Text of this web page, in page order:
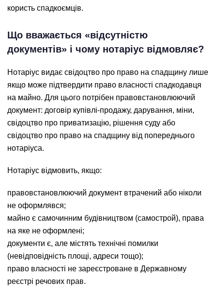
користь спадкоємців.
Що вважається «відсутністю
документів» і чому нотаріус відмовляє?
Нотаріус видає свідоцтво про право на спадщину лише
якщо може підтвердити право власності спадкодавця
на майно. Для цього потрібен правовстановлюючий
документ: договір купівлі-продажу, дарування, міни,
свідоцтво про приватизацію, рішення суду або
свідоцтво про право на спадщину від попереднього
нотаріуса.
Нотаріус відмовить, якщо:
правовстановлюючий документ втрачений або ніколи
не оформлявся;
майно є самочинним будівництвом (самострой), права
на яке не оформлені;
документи є, але містять технічні помилки
(невідповідність площі, адреси тощо);
право власності не зареєстроване в Державному
реєстрі речових прав.